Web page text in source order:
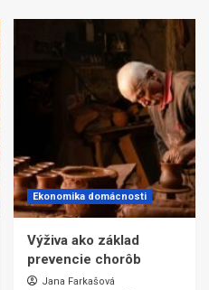
Ekonomika domácnosti
Výživa ako základ
prevencie chorôb
Jana Farkašová